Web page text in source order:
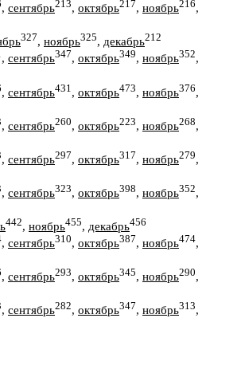
, сентябрь213, октябрь217, ноябрь216,
327, ноябрь325, декабрь212
, сентябрь347, октябрь349, ноябрь352,
, сентябрь431 , октябрь473, ноябрь376,
, сентябрь260, октябрь223, ноябрь268,
, сентябрь297, октябрь317, ноябрь279,
, сентябрь323, октябрь398, ноябрь352,
442, ноябрь455, декабрь456
, сентябрь310, октябрь387, ноябрь474,
, сентябрь293, октябрь345, ноябрь290,
, сентябрь282, октябрь347, ноябрь313,